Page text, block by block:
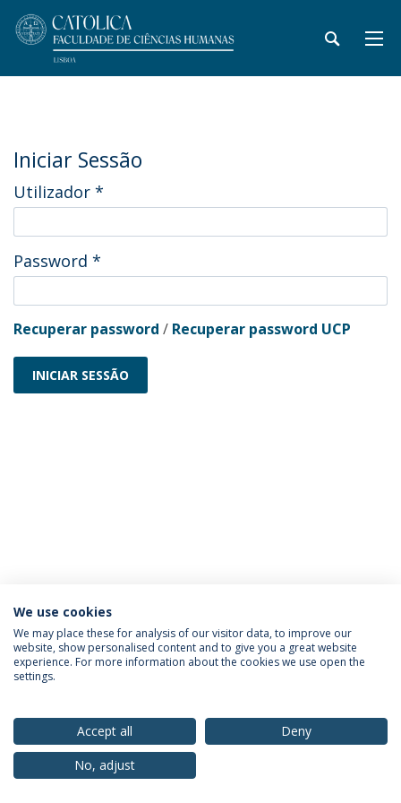
Iniciar Sessão
Utilizador *
Password *
Recuperar password / Recuperar password UCP
INICIAR SESSÃO
Política de Privacidade
Termos & Condições
Direitos do Titular dos Dados
© 2026 Universidade Católica Portuguesa
We use cookies
We may place these for analysis of our visitor data, to improve our
website, show personalised content and to give you a great website
experience. For more information about the cookies we use open the
settings.
Accept all
Deny
No, adjust